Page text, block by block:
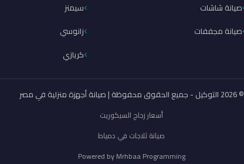
صيانة شاشات
صيانة مجففات
سيمنز
زانوسي
كريازي
© 2026 التوكيل - جميع الحقوق محفوظة | صيانة أجهزة منزلية في مصر
أسعار زجاج السيكوريت
صيانة ثلاجات في دمياط
Powered byMrhbaa Programming